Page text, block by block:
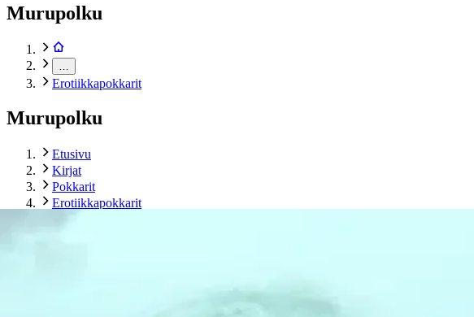
Murupolku
Erotiikkapokkarit
Murupolku
Etusivu
Kirjat
Pokkarit
Erotiikkapokkarit